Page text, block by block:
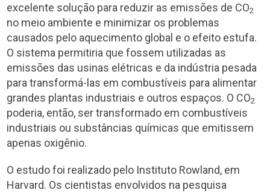
excelente solução para reduzir as emissões de CO2
no meio ambiente e minimizar os problemas
causados pelo aquecimento global e o efeito estufa.
O sistema permitiria que fossem utilizadas as
emissões das usinas elétricas e da indústria pesada
para transformá-las em combustíveis para alimentar
grandes plantas industriais e outros espaços. O CO2
poderia, então, ser transformado em combustíveis
industriais ou substâncias químicas que emitissem
apenas oxigênio.
O estudo foi realizado pelo Instituto Rowland, em
Harvard. Os cientistas envolvidos na pesquisa